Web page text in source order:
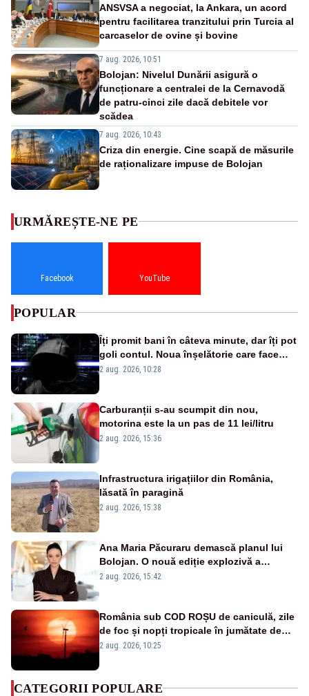
ANSVSA a negociat, la Ankara, un acord
pentru facilitarea tranzitului prin Turcia al
carcaselor de ovine și bovine
7 aug. 2026, 10:51
Bolojan: Nivelul Dunării asigură o
funcționare a centralei de la Cernavodă
de patru-cinci zile dacă debitele vor
scădea
7 aug. 2026, 10:43
Criza din energie. Cine scapă de măsurile
de raționalizare impuse de Bolojan
URMĂREȘTE-NE PE
Facebook YouTube
POPULAR
Îți promit bani în câteva minute, dar îți pot
goli contul. Noua înșelătorie care face
victime pe Facebook și WhatsApp
2 aug. 2026, 10:28
Carburanții s-au scumpit din nou,
motorina este la un pas de 11 lei/litru
2 aug. 2026, 15:36
Infrastructura irigațiilor din România,
lăsată în paragină
2 aug. 2026, 15:38
Ana Maria Păcuraru demască planul lui
Bolojan. O nouă ediție explozivă a
emisiunii „Miza Zilei” la Realitatea PLUS
2 aug. 2026, 15:42
România sub COD ROȘU de caniculă, zile
de foc și nopți tropicale în jumătate de
țară
2 aug. 2026, 10:25
CATEGORII POPULARE